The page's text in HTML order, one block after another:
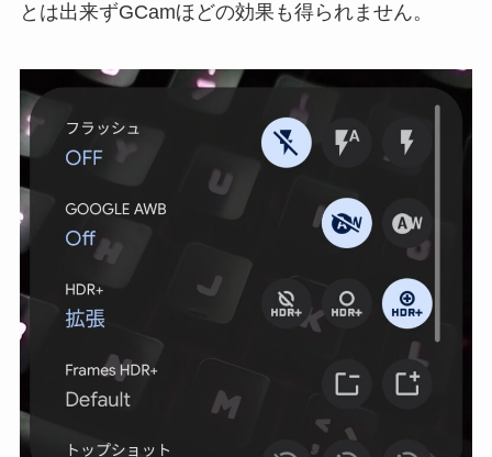
とは出来ずGCamほどの効果も得られません。